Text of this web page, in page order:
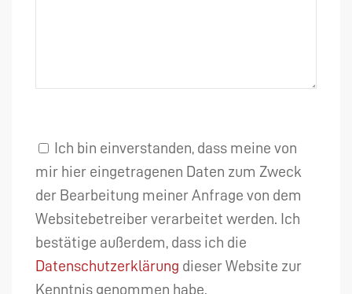
Ich bin einverstanden, dass meine von
mir hier eingetragenen Daten zum Zweck
der Bearbeitung meiner Anfrage von dem
Websitebetreiber verarbeitet werden. Ich
bestätige außerdem, dass ich die
Datenschutzerklärung dieser Website zur
Kenntnis genommen habe.